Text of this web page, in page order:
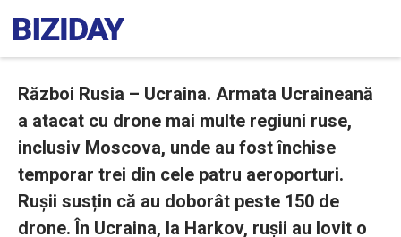
Război Rusia – Ucraina. Armata Ucraineană
a atacat cu drone mai multe regiuni ruse,
inclusiv Moscova, unde au fost închise
temporar trei din cele patru aeroporturi.
Rușii susțin că au doborât peste 150 de
drone. În Ucraina, la Harkov, rușii au lovit o